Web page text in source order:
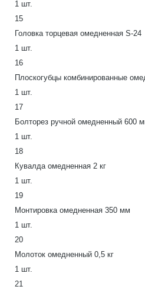
1 шт.
15
Головка торцевая омедненная S-24
1 шт.
16
Плоскогубцы комбинированные
1 шт.
17
Болторез ручной омедненный 600
1 шт.
18
Кувалда омедненная 2 кг
1 шт.
19
Монтировка омедненная 350 мм
1 шт.
20
Молоток омедненный 0,5 кг
1 шт.
21